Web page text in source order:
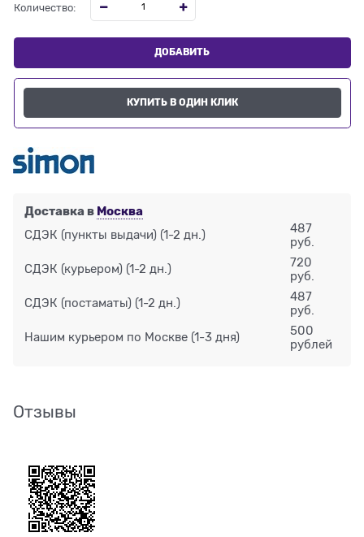
Количество:
ДОБАВИТЬ
КУПИТЬ В ОДИН КЛИК
Доставка в Москва
СДЭК (пункты выдачи) (1-2 дн.)
487
руб.
СДЭК (курьером) (1-2 дн.)
720
руб.
СДЭК (постаматы) (1-2 дн.)
487
руб.
Нашим курьером по Москве (1-3 дня)
500
рублей
Отзывы